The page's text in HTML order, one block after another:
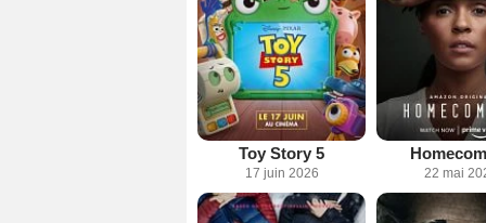
Toy Story 5
17 juin 2026 22 mai